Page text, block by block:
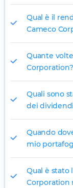
Qual è il
Cameco
Quante
Corporation?
Quali sono
dei
Quando
mio
Qual è
Corporation